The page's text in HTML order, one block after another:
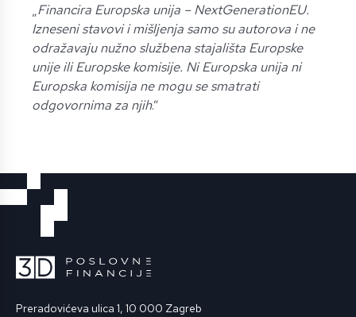
„Financira Europska unija – NextGenerationEU.
Izneseni stavovi i mišljenja samo su autorova i ne
odražavaju nužno službena stajališta Europske
unije ili Europske komisije. Ni Europska unija ni
Europska komisija ne mogu se smatrati
odgovornima za njih.”
Preradovićeva ulica 1, 10 000 Zagreb